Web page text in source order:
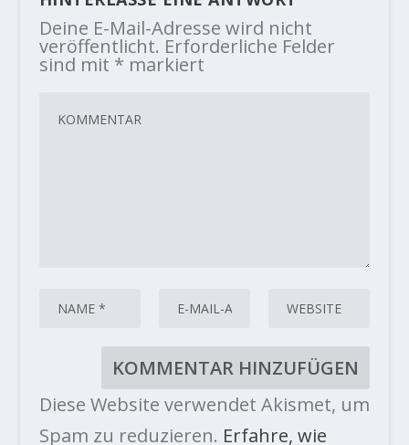
Deine E-Mail-Adresse wird nicht
veröffentlicht. Erforderliche Felder
sind mit * markiert
Diese Website verwendet Akismet, um
Spam zu reduzieren. Erfahre, wie